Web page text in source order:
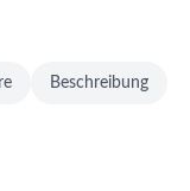
Beschreibung